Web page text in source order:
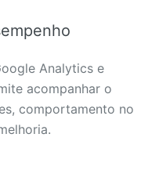
Analytics e
acompanhar o
comportamento no